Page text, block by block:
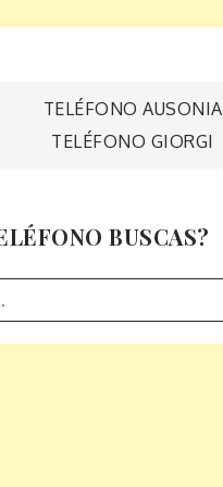
TELÉFONO AUSONIA
TELÉFONO GIORGI
BUSCAS?